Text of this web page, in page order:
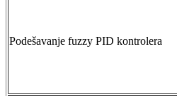
Podešavanje fuzzy PID kontrolera